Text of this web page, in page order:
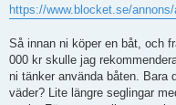
https://www.blocket.se/
Så innan ni köper en båt, och
000 kr skulle jag
ni tänker använda båten. Bara
väder? Lite längre seglingar